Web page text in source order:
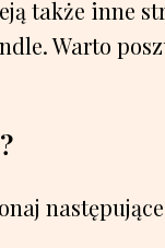
także inne
Warto